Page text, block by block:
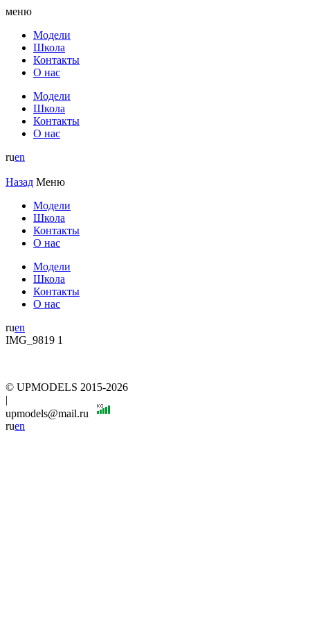
меню
Модели
Школа
Контакты
О нас
Модели
Школа
Контакты
О нас
ruen
Назад Меню
Модели
Школа
Контакты
О нас
Модели
Школа
Контакты
О нас
ruen
IMG_9819 1
© UPMODELS 2015-2026
|
upmodels@mail.ru
ruen